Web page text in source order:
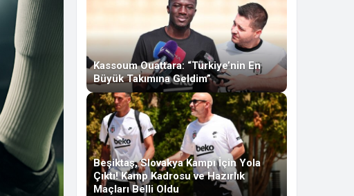
Kassoum Ouattara: “Türkiye’nin En
Büyük Takımına Geldim”
Beşiktaş, Slovakya Kampı İçin Yola
Çıktı! Kamp Kadrosu ve Hazırlık
Maçları Belli Oldu